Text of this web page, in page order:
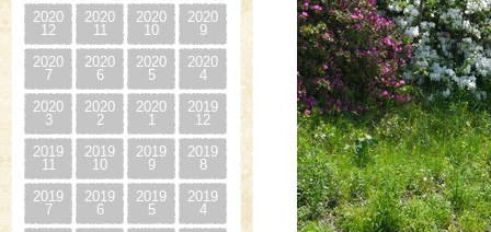
2020
12
2020
11
2020
10
2020
9
2020
7
2020
6
2020
5
2020
4
2020
3
2020
2
2020
1
2019
12
2019
11
2019
10
2019
9
2019
8
2019
7
2019
6
2019
5
2019
4